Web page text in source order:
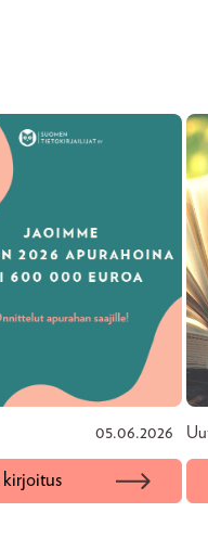
05.06.2026
kirjoitus